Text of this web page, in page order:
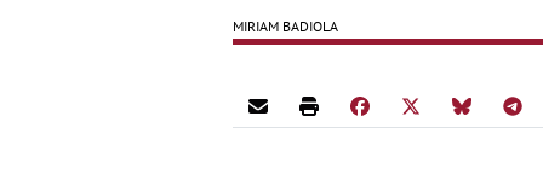
MIRIAM BADIOLA